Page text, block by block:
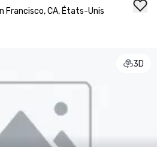
Francisco, CA, États-Unis
3D